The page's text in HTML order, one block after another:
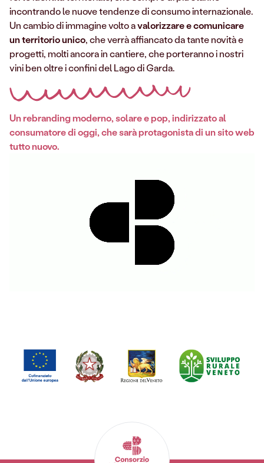
incontrando le nuove tendenze di consumo internazionale.
Un cambio di immagine volto avalorizzare e comunicare
un territorio unico, che verrà affiancato da tante novità e
progetti, molti ancora in cantiere, che porteranno i nostri
vini ben oltre i confini del Lago di Garda.
Un rebranding moderno, solare e pop, indirizzato al
consumatore di oggi, che sarà protagonista di un sito web
tutto nuovo.